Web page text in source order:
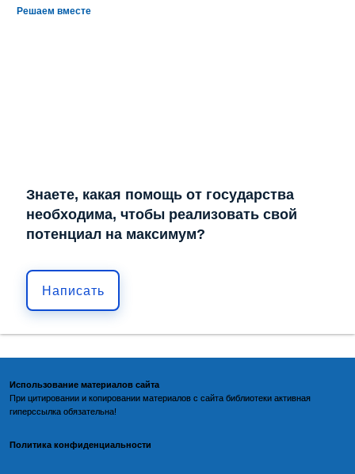
Решаем вместе
Знаете, какая помощь от государства
необходима, чтобы реализовать свой
потенциал на максимум?
Написать
Использование материалов сайта
При цитировании и копировании материалов с сайта библиотеки активная
гиперссылка обязательна!
Политика конфиденциальности